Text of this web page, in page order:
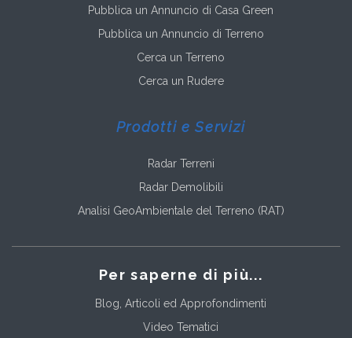
Pubblica un Annuncio di Casa Green
Pubblica un Annuncio di Terreno
Cerca un Terreno
Cerca un Rudere
Prodotti e Servizi
Radar Terreni
Radar Demolibili
Analisi GeoAmbientale del Terreno (RAT)
Per saperne di più...
Blog, Articoli ed Approfondimenti
Video Tematici